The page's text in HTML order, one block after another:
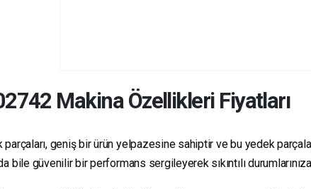
Makina Özellikleri Fiyatları
parçaları, geniş bir ürün yelpazesine sahiptir ve bu yedek
bile güvenilir bir performans sergileyerek sıkıntılı